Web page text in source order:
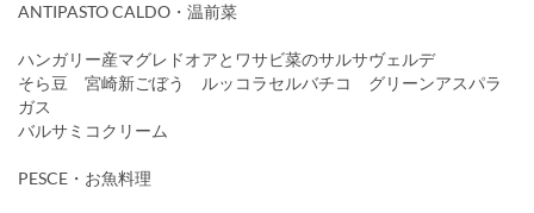
ANTIPASTO CALDO・温前菜
ハンガリー産マグレドオアとワサビ菜のサルサヴェルデ
そら豆 宮崎新ごぼう ルッコラセルバチコ グリーンアスパラ
ガス
バルサミコクリーム
PESCE・お魚料理